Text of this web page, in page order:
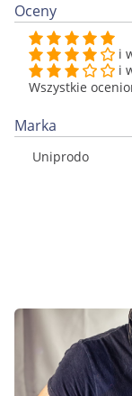
Oceny
i
i
Wszystkie
Marka
Uniprodo